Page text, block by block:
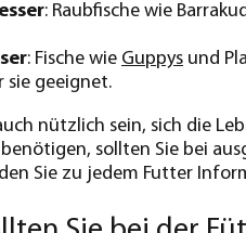
: Raubfische wie
: Fische wie Guppys und
sie geeignet.
nützlich sein, sich die
sollten Sie bei
Sie zu jedem Futter